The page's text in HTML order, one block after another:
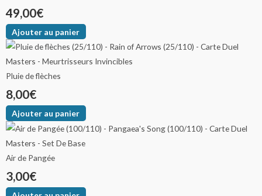
49,00€
Ajouter au panier
Pluie de flèches
8,00€
Ajouter au panier
Air de Pangée
3,00€